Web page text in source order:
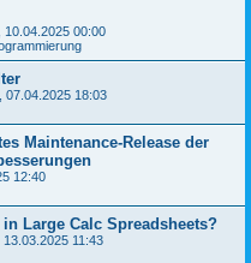
10.04.2025 00:00
07.04.2025 18:03
Maintenance-Release der
12:40
Large Calc Spreadsheets?
13.03.2025 11:43